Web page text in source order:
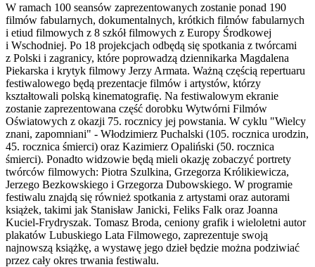
W ramach 100 seansów zaprezentowanych zostanie ponad 190
filmów fabularnych, dokumentalnych, krótkich filmów fabularnych
i etiud filmowych z 8 szkół filmowych z Europy Środkowej
i Wschodniej. Po 18 projekcjach odbędą się spotkania z twórcami
z Polski i zagranicy, które poprowadzą dziennikarka Magdalena
Piekarska i krytyk filmowy Jerzy Armata. Ważną częścią repertuaru
festiwalowego będą prezentacje filmów i artystów, którzy
kształtowali polską kinematografię. Na festiwalowym ekranie
zostanie zaprezentowana część dorobku Wytwórni Filmów
Oświatowych z okazji 75. rocznicy jej powstania. W cyklu "Wielcy
znani, zapomniani" - Włodzimierz Puchalski (105. rocznica urodzin,
45. rocznica śmierci) oraz Kazimierz Opaliński (50. rocznica
śmierci). Ponadto widzowie będą mieli okazję zobaczyć portrety
twórców filmowych: Piotra Szulkina, Grzegorza Królikiewicza,
Jerzego Bezkowskiego i Grzegorza Dubowskiego. W programie
festiwalu znajdą się również spotkania z artystami oraz autorami
książek, takimi jak Stanisław Janicki, Feliks Falk oraz Joanna
Kuciel-Frydryszak. Tomasz Broda, ceniony grafik i wieloletni autor
plakatów Lubuskiego Lata Filmowego, zaprezentuje swoją
najnowszą książkę, a wystawę jego dzieł będzie można podziwiać
przez cały okres trwania festiwalu.